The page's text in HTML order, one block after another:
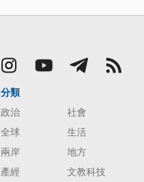
分類
政治
社會
全球
生活
兩岸
地方
產經
文教科技